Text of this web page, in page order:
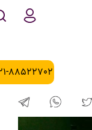
021-88522702